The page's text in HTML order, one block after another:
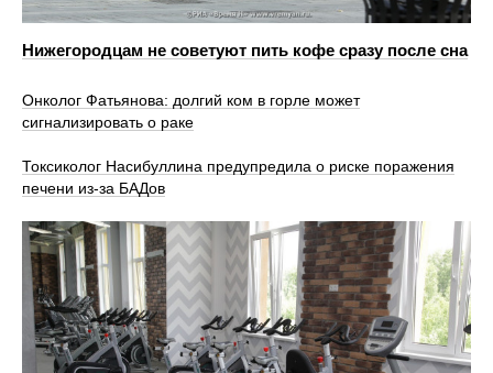
Нижегородцам не советуют пить кофе сразу после сна
Онколог Фатьянова: долгий ком в горле может
сигнализировать о раке
Токсиколог Насибуллина предупредила о риске поражения
печени из-за БАДов